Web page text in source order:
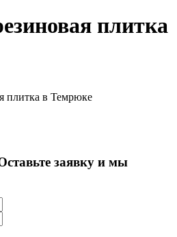
плитка
плитка в Темрюке
заявку и мы